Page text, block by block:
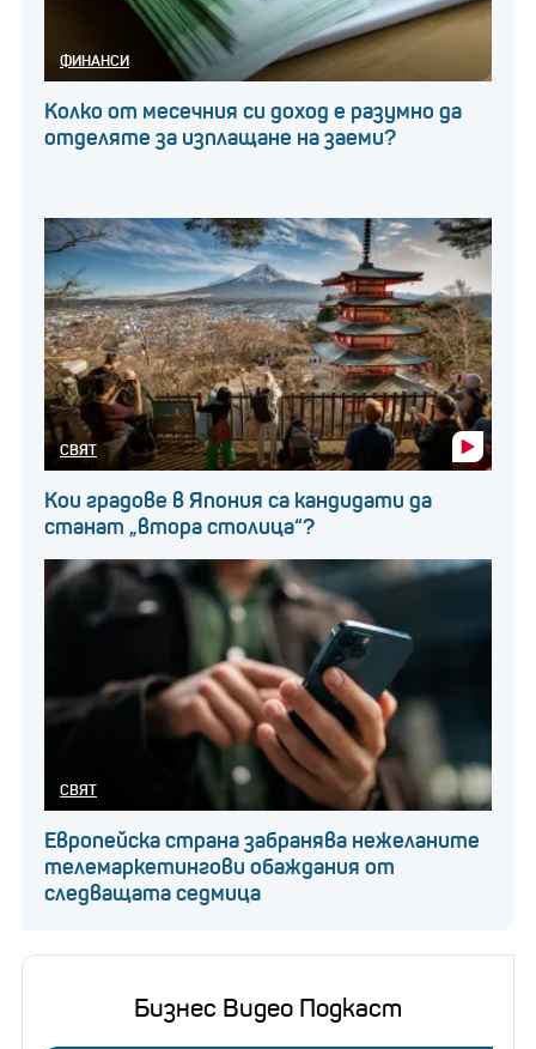
ФИНАНСИ
Колко от месечния си доход е разумно да
отделяте за изплащане на заеми?
СВЯТ
Кои градове в Япония са кандидати да
станат „втора столица“?
СВЯТ
Европейска страна забранява нежеланите
телемаркетингови обаждания от
следващата седмица
Бизнес Видео Подкаст